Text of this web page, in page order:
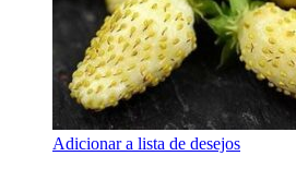
Adicionar a lista de desejos